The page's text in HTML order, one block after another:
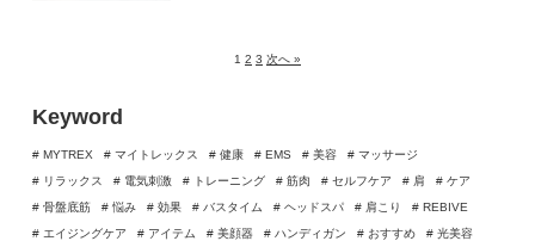
Keyword
# MYTREX # マイトレックス # 健康 # EMS # 美容
# マッサージ
# リラックス
# 電気刺激 # トレーニング # 筋肉 # セルフケア # 肩
# ケア
# 骨盤底筋
# 悩み # 効果 # バスタイム # ヘッドスパ # 肩こり
# REBIVE
# エイジングケア
# アイテム # 美顔器 # ハンディガン # おすすめ
# 光美容
1 2 3 次へ »